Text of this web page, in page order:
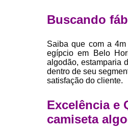
Buscando
Saiba que com a
egípcio em Belo
algodão, estamparia
dentro de seu
satisfação do cliente.
Excelência e
camiseta